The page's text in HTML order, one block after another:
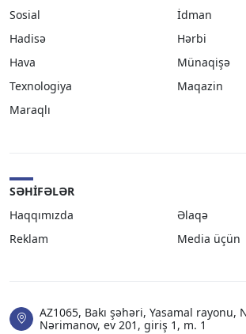
Sosial
İdman
Hadisə
Hərbi
Hava
Münaqişə
Texnologiya
Maqazin
Maraqlı
SƏHIFƏLƏR
Haqqımızda
Əlaqə
Reklam
Media üçün
AZ1065, Bakı şəhəri, Yasamal rayonu,
Nərimanov, ev 201, giriş 1, m. 1